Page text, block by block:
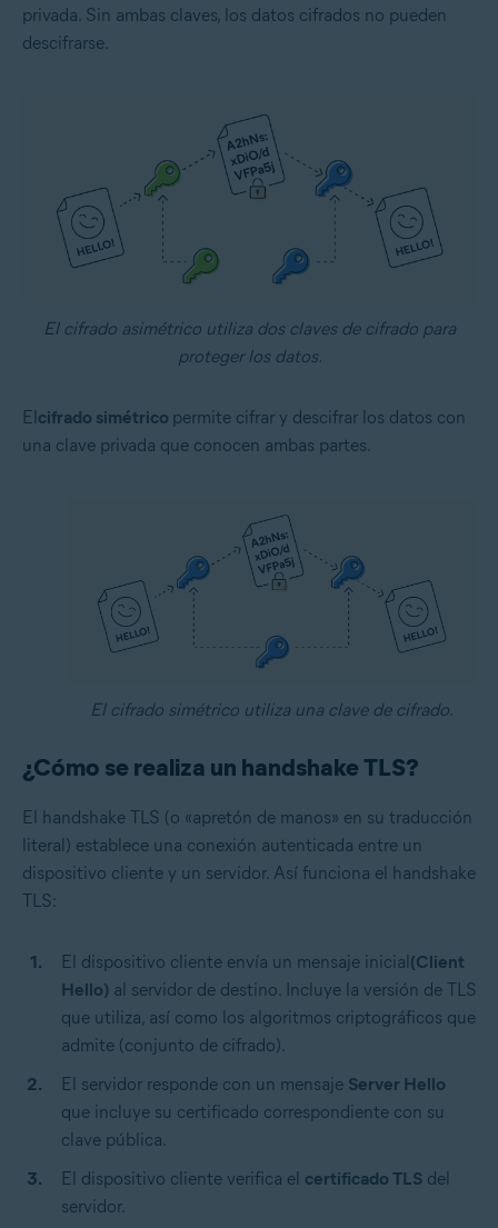
privada. Sin ambas claves, los datos cifrados no pueden
descifrarse.
El cifrado asimétrico utiliza dos claves de cifrado para
proteger los datos.
Elcifrado simétrico permite cifrar y descifrar los datos con
una clave privada que conocen ambas partes.
El cifrado simétrico utiliza una clave de cifrado.
¿Cómo se realiza un handshake TLS?
El handshake TLS (o «apretón de manos» en su traducción
literal) establece una conexión autenticada entre un
dispositivo cliente y un servidor. Así funciona el handshake
TLS:
El dispositivo cliente envía un mensaje inicial(Client
Hello) al servidor de destino. Incluye la versión de TLS
que utiliza, así como los algoritmos criptográficos que
admite (conjunto de cifrado).
El servidor responde con un mensaje Server Hello
que incluye su certificado correspondiente con su
clave pública.
El dispositivo cliente verifica el certificado TLS del
servidor.